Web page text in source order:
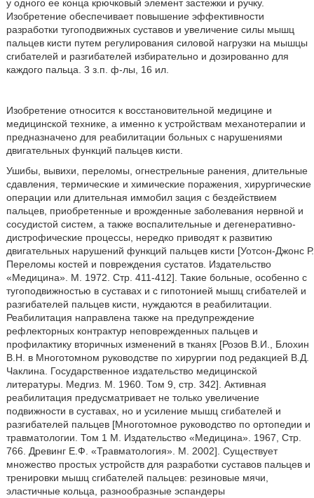
у одного ее конца крючковый элемент застежки и ручку.
Изобретение обеспечивает повышение эффективности
разработки тугоподвижных суставов и увеличение силы мышц
пальцев кисти путем регулирования силовой нагрузки на мышцы
сгибателей и разгибателей избирательно и дозированно для
каждого пальца. 3 з.п. ф-лы, 16 ил.
Изобретение относится к восстановительной медицине и
медицинской технике, а именно к устройствам механотерапии и
предназначено для реабилитации больных с нарушениями
двигательных функций пальцев кисти.
Ушибы, вывихи, переломы, огнестрельные ранения, длительные
сдавления, термические и химические поражения, хирургические
операции или длительная иммобил зация с бездействием
пальцев, приобретенные и врожденные заболевания нервной и
сосудистой систем, а также воспалительные и дегенеративно-
дистрофические процессы, нередко приводят к развитию
двигательных нарушений функций пальцев кисти [Уотсон-Джонс Р.
Переломы костей и повреждения сустатов. Издательство
«Медицина». М. 1972. Стр. 411-412]. Такие больные, особенно с
тугоподвижностью в суставах и с гипотонией мышц сгибателей и
разгибателей пальцев кисти, нуждаются в реабилитации.
Реабилитация направлена также на предупреждение
рефлекторных контрактур неповрежденных пальцев и
профилактику вторичных изменений в тканях [Розов В.И., Блохин
В.Н. в Многотомном руководстве по хирургии под редакцией В.Д.
Чаклина. Государственное издательство медицинской
литературы. Медгиз. М. 1960. Том 9, стр. 342]. Активная
реабилитация предусматривает не только увеличение
подвижности в суставах, но и усиление мышц сгибателей и
разгибателей пальцев [Многотомное руководство по ортопедии и
травматологии. Том 1 М. Издательство «Медицина». 1967, Стр.
766. Древинг Е.Ф. «Травматология». М. 2002]. Существует
множество простых устройств для разработки суставов пальцев и
тренировки мышц сгибателей пальцев: резиновые мячи,
эластичные кольца, разнообразные эспандеры